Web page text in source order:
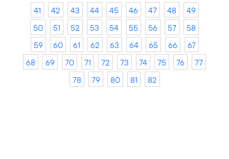
41
42 43 44 45 46 47 48
49
50
51 52 53 54 55 56 57
58
59
60 61 62 63 64 65 66
67
68
69 70 71 72 73 74 75 76
77
78
79 80 81 82